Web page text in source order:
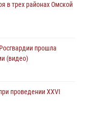
ходе в День крещения
нарушения
в трех районах Омской
прошла
(видео)
проведении XXVI